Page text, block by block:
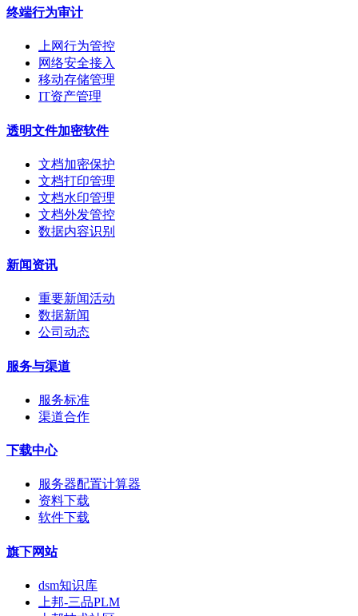
终端行为审计
上网行为管控
网络安全接入
移动存储管理
IT资产管理
透明文件加密软件
文档加密保护
文档打印管理
文档水印管理
文档外发管控
数据内容识别
新闻资讯
重要新闻活动
数据新闻
公司动态
服务与渠道
服务标准
渠道合作
下载中心
服务器配置计算器
资料下载
软件下载
旗下网站
dsm知识库
上邦-三品PLM